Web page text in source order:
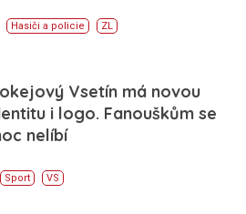
Hasiči a policie ZL
Vsetín má novou
i logo. Fanouškům se
nelíbí
Sport VS